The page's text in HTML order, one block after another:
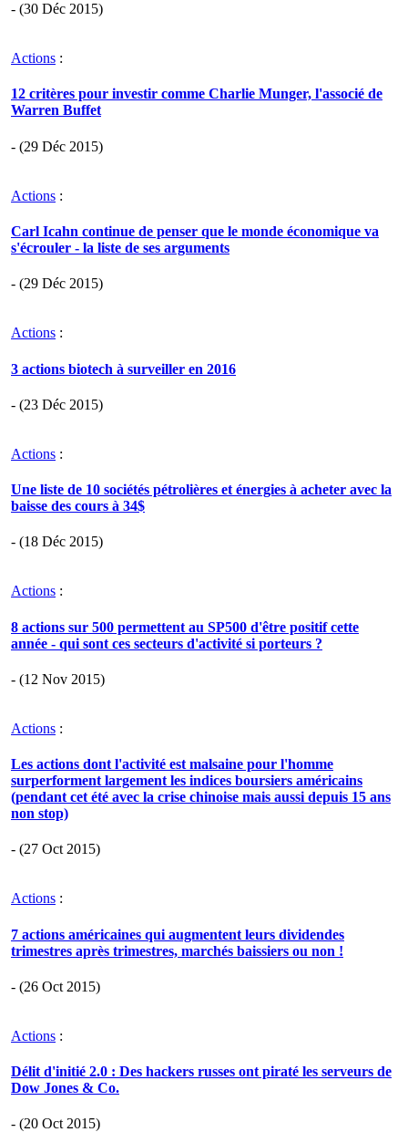
- (30 Déc 2015)
Actions :
12 critères pour investir comme Charlie Munger, l'associé de
Warren Buffet
- (29 Déc 2015)
Actions :
Carl Icahn continue de penser que le monde économique va
s'écrouler - la liste de ses arguments
- (29 Déc 2015)
Actions :
3 actions biotech à surveiller en 2016
- (23 Déc 2015)
Actions :
Une liste de 10 sociétés pétrolières et énergies à acheter avec la
baisse des cours à 34$
- (18 Déc 2015)
Actions :
8 actions sur 500 permettent au SP500 d'être positif cette
année - qui sont ces secteurs d'activité si porteurs ?
- (12 Nov 2015)
Actions :
Les actions dont l'activité est malsaine pour l'homme
surperforment largement les indices boursiers américains
(pendant cet été avec la crise chinoise mais aussi depuis 15 ans
non stop)
- (27 Oct 2015)
Actions :
7 actions américaines qui augmentent leurs dividendes
trimestres après trimestres, marchés baissiers ou non !
- (26 Oct 2015)
Actions :
Délit d'initié 2.0 : Des hackers russes ont piraté les serveurs de
Dow Jones & Co.
- (20 Oct 2015)